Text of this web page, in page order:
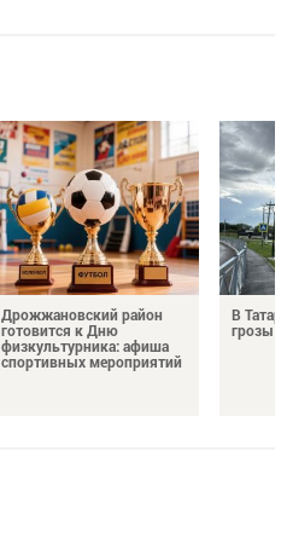
Дрожжановский район
готовится к Дню
физкультурника: афиша
спортивных мероприятий
В
грозы